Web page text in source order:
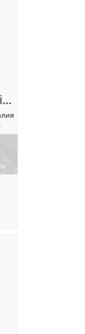
005A Мозаика Equilibrio